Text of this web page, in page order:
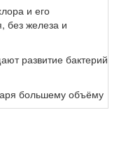
и его
без железа и
развитие бактерий
большему объёму